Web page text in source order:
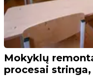
Mokyklų
procesai